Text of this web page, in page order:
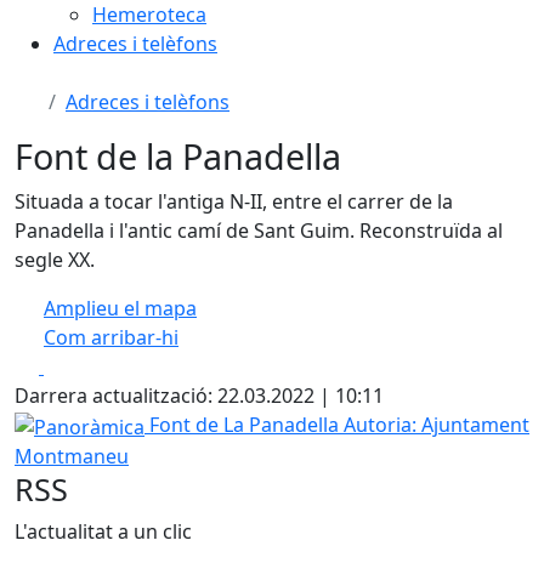
Hemeroteca
Adreces i telèfons
Adreces i telèfons
Font de la Panadella
Situada a tocar l'antiga N-II, entre el carrer de la
Panadella i l'antic camí de Sant Guim. Reconstruïda al
segle XX.
Amplieu el mapa
Com arribar-hi
+
−
Darrera actualització: 22.03.2022 | 10:11
Panoràmica
Font de La Panadella Autoria: Ajuntament
Montmaneu
RSS
L'actualitat a un clic